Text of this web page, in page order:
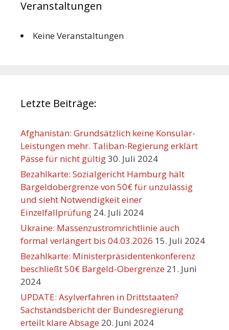
Veranstaltungen
Keine Veranstaltungen
Letzte Beiträge:
Afghanistan: Grundsätzlich keine Konsular-
Leistungen mehr. Taliban-Regierung erklärt
Pässe für nicht gültig30. Juli 2024
Bezahlkarte: Sozialgericht Hamburg hält
Bargeldobergrenze von 50€ für unzulässig
und sieht Notwendigkeit einer
Einzelfallprüfung 24. Juli 2024
Ukraine: Massenzustromrichtlinie auch
formal verlängert bis 04.03.2026 15. Juli 2024
Bezahlkarte: Ministerpräsidentenkonferenz
beschließt 50€ Bargeld-Obergrenze 21. Juni
2024
UPDATE: Asylverfahren in Drittstaaten?
Sachstandsbericht der Bundesregierung
erteilt klare Absage 20. Juni 2024